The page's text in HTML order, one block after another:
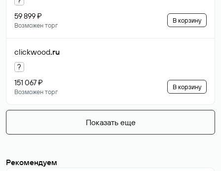
59 899 ₽
Возможен торг
В корзину
clickwood.ru
?
151 067 ₽
Возможен торг
В корзину
Показать еще
Рекомендуем